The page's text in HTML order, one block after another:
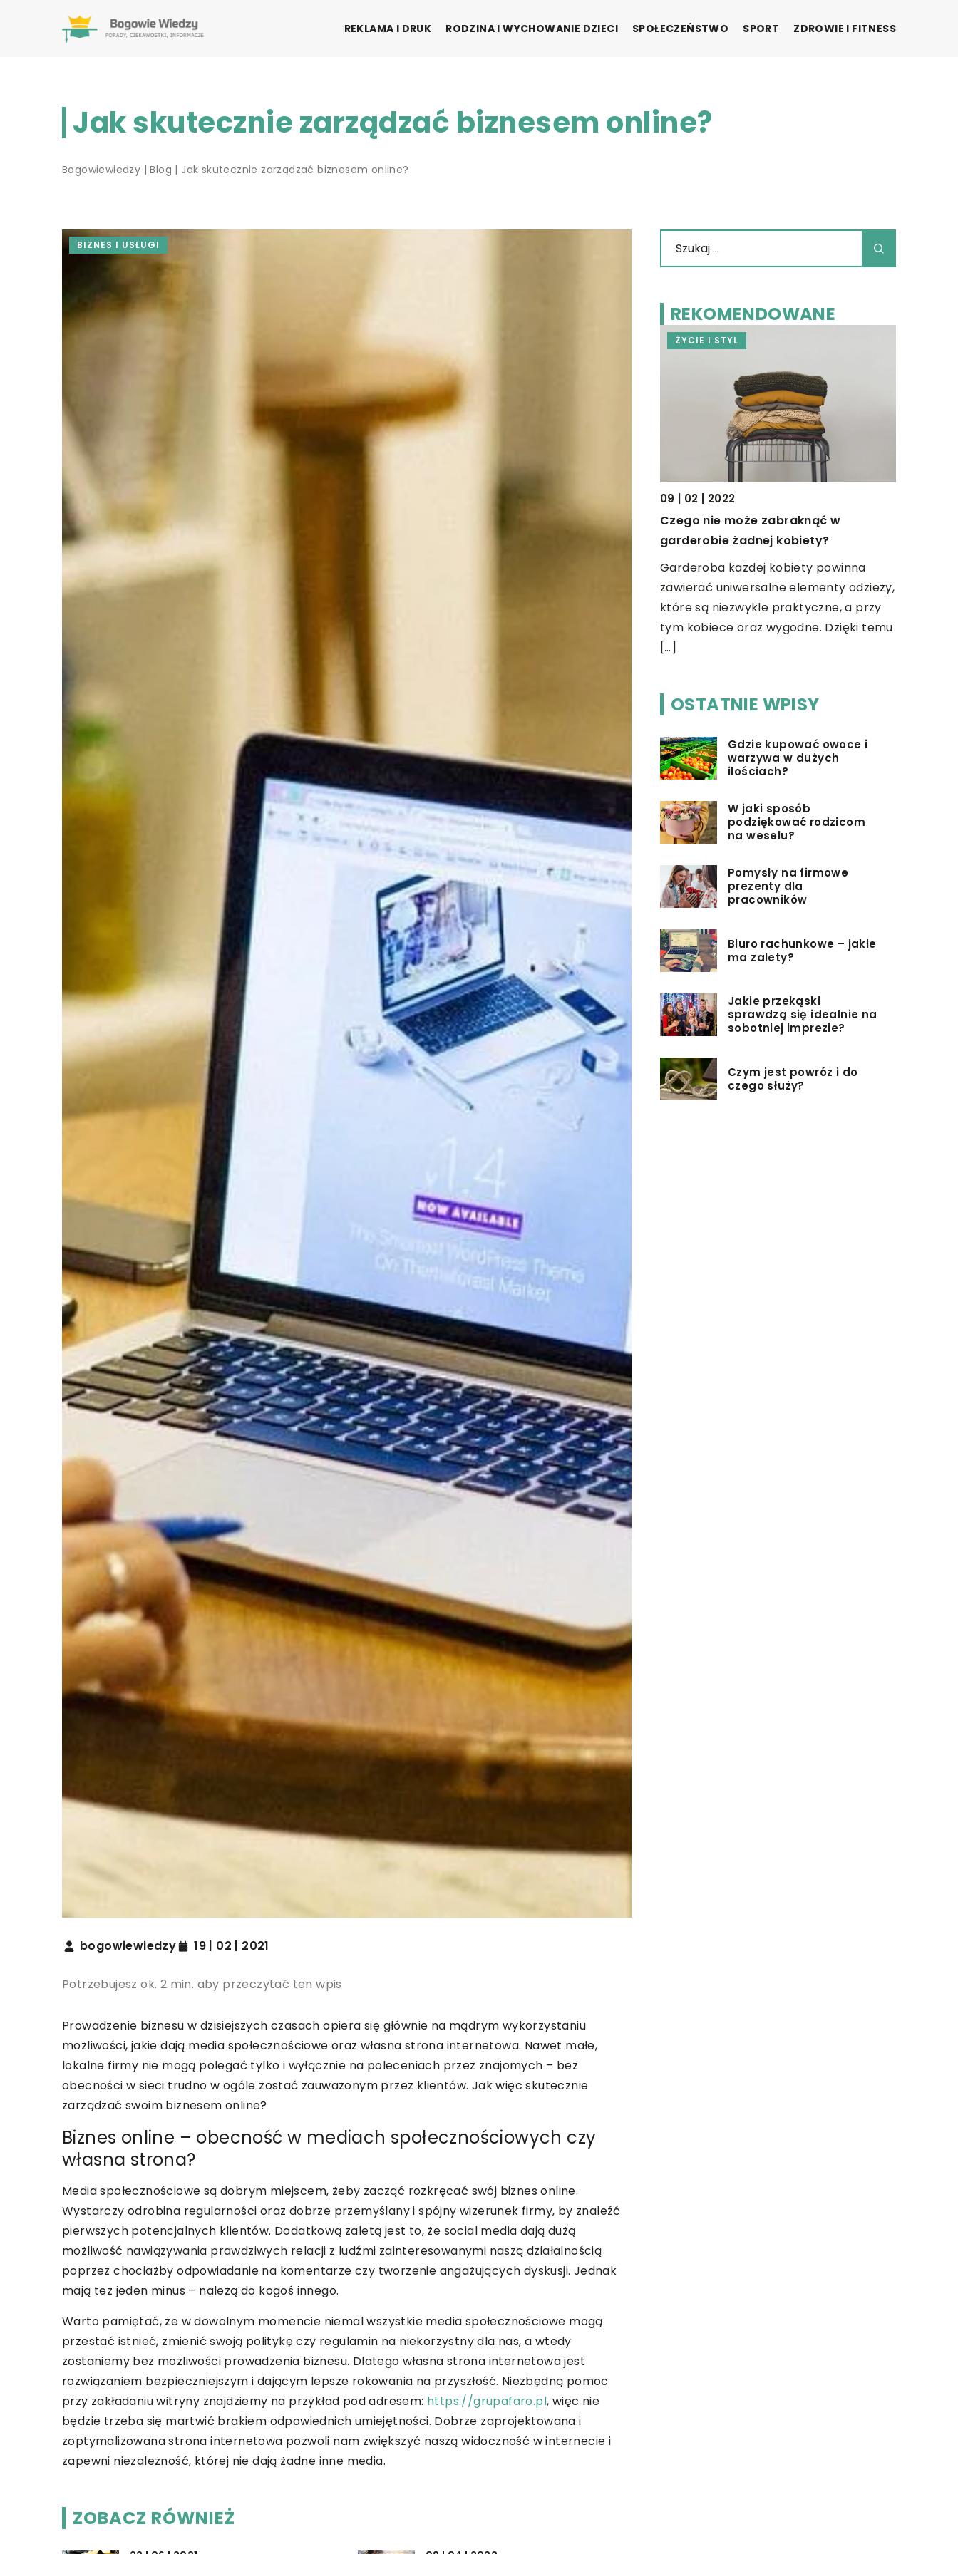
REKLAMA I DRUK RODZINA I WYCHOWANIE DZIECI SPOŁECZEŃSTWO SPORT ZDROWIE I FITNESS
Jak skutecznie zarządzać biznesem online?
Bogowiewiedzy |Blog | Jak skutecznie zarządzać biznesem online?
BIZNES I USŁUGI
bogowiewiedzy 19 | 02 | 2021
Potrzebujesz ok. 2 min. aby przeczytać ten wpis
Prowadzenie biznesu w dzisiejszych czasach opiera się głównie na mądrym wykorzystaniu
możliwości, jakie dają media społecznościowe oraz własna strona internetowa. Nawet małe,
lokalne firmy nie mogą polegać tylko i wyłącznie na poleceniach przez znajomych – bez
obecności w sieci trudno w ogóle zostać zauważonym przez klientów. Jak więc skutecznie
zarządzać swoim biznesem online?
Biznes online – obecność w mediach społecznościowych czy
własna strona?
Media społecznościowe są dobrym miejscem, żeby zacząć rozkręcać swój biznes online.
Wystarczy odrobina regularności oraz dobrze przemyślany i spójny wizerunek firmy, by znaleźć
pierwszych potencjalnych klientów. Dodatkową zaletą jest to, że social media dają dużą
możliwość nawiązywania prawdziwych relacji z ludźmi zainteresowanymi naszą działalnością
poprzez chociażby odpowiadanie na komentarze czy tworzenie angażujących dyskusji. Jednak
mają też jeden minus – należą do kogoś innego.
Warto pamiętać, że w dowolnym momencie niemal wszystkie media społecznościowe mogą
przestać istnieć, zmienić swoją politykę czy regulamin na niekorzystny dla nas, a wtedy
zostaniemy bez możliwości prowadzenia biznesu. Dlatego własna strona internetowa jest
rozwiązaniem bezpieczniejszym i dającym lepsze rokowania na przyszłość. Niezbędną pomoc
przy zakładaniu witryny znajdziemy na przykład pod adresem: https://grupafaro.pl, więc nie
będzie trzeba się martwić brakiem odpowiednich umiejętności. Dobrze zaprojektowana i
zoptymalizowana strona internetowa pozwoli nam zwiększyć naszą widoczność w internecie i
zapewni niezależność, której nie dają żadne inne media.
ZOBACZ RÓWNIEŻ
REKOMENDOWANE
obowiązkowa w wielu krajach. Każda
Czy warto kupić frezarkę do stóp?
ŻYCIE I STYL
09 | 02 | 2022
Czego nie może zabraknąć w
garderobie żadnej kobiety?
Garderoba każdej kobiety powinna
zawierać uniwersalne elementy odzieży,
które są niezwykle praktyczne, a przy
tym kobiece oraz wygodne. Dzięki temu
[…]
OSTATNIE WPISY
Gdzie kupować owoce i
warzywa w dużych
ilościach?
W jaki sposób
podziękować rodzicom
na weselu?
Pomysły na firmowe
prezenty dla
pracowników
Biuro rachunkowe – jakie
ma zalety?
Jakie przekąski
sprawdzą się idealnie na
sobotniej imprezie?
Czym jest powróz i do
czego służy?